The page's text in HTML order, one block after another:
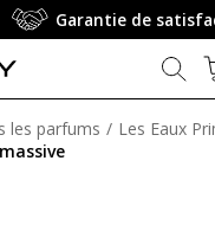
Garantie de
les parfums
Les Eaux